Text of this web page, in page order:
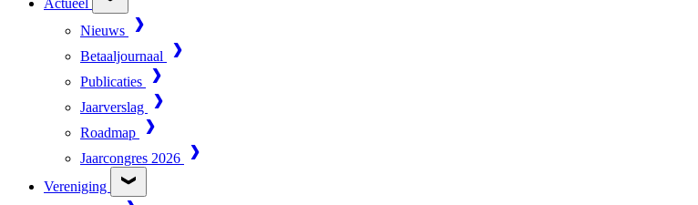
Actueel
Nieuws
Betaaljournaal
Publicaties
Jaarverslag
Roadmap
Jaarcongres 2026
Vereniging